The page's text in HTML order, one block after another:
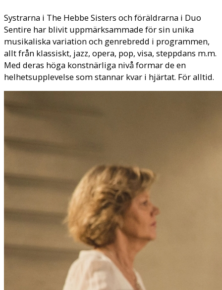
Systrarna i The Hebbe Sisters och föräldrarna i Duo
Sentire har blivit uppmärksammade för sin unika
musikaliska variation och genrebredd i programmen,
allt från klassiskt, jazz, opera, pop, visa, steppdans m.m.
Med deras höga konstnärliga nivå formar de en
helhetsupplevelse som stannar kvar i hjärtat. För alltid.